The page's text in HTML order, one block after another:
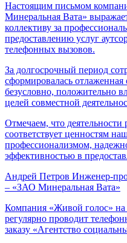
Настоящим письмом
Минеральная Вата»
коллективу за
предоставлению услуг
телефонных вызовов.
За долгосрочный период
сформировалась отлаженная
безусловно, положительно
целей совместной
Отмечаем, что
соответствует ценностям
профессионализмом,
эффективностью в
Андрей Петров Инженер-
– «ЗАО Минеральная Вата»
Компания «Живой голос» на
регулярно проводит
заказу «Агентство